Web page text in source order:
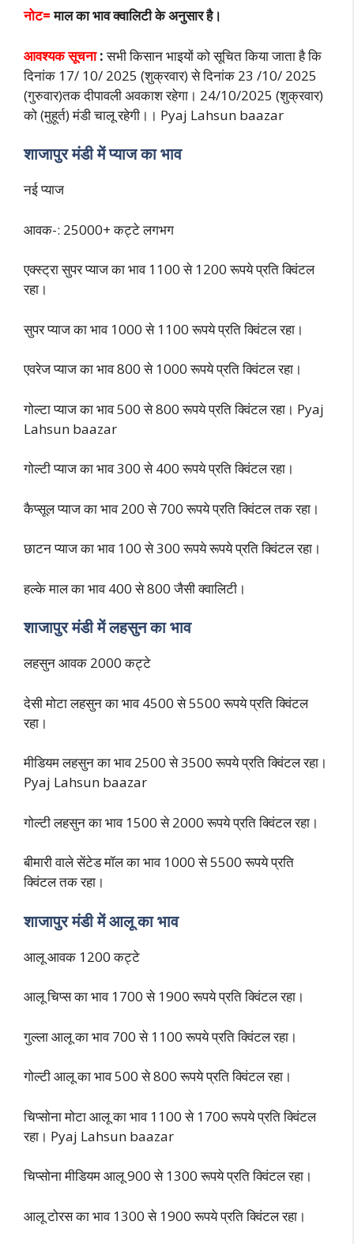
नोट=माल का भाव क्वालिटी के अनुसार है।
आवश्यक सूचना:सभी किसान भाइयों को सूचित किया जाता है कि
दिनांक 17/ 10/ 2025 (शुक्रवार) से दिनांक 23 /10/ 2025
(गुरुवार)तक दीपावली अवकाश रहेगा। 24/10/2025 (शुक्रवार)
को (मुहूर्त) मंडी चालू रहेगी।। Pyaj Lahsun baazar
शाजापुर मंडी में प्याज का भाव
नई प्याज
आवक-: 25000+ कट्टे लगभग
एक्स्ट्रा सुपर प्याज का भाव 1100 से 1200 रूपये प्रति क्विंटल
रहा।
सुपर प्याज का भाव 1000 से 1100 रूपये प्रति क्विंटल रहा।
एवरेज प्याज का भाव 800 से 1000 रूपये प्रति क्विंटल रहा।
गोल्टा प्याज का भाव 500 से 800 रूपये प्रति क्विंटल रहा। Pyaj
Lahsun baazar
गोल्टी प्याज का भाव 300 से 400 रूपये प्रति क्विंटल रहा।
कैप्सूल प्याज का भाव 200 से 700 रूपये प्रति क्विंटल तक रहा।
छाटन प्याज का भाव 100 से 300 रूपये रूपये प्रति क्विंटल रहा।
हल्के माल का भाव 400 से 800 जैसी क्वालिटी।
शाजापुर मंडी में लहसुन का भाव
लहसुन आवक 2000 कट्टे
देसी मोटा लहसुन का भाव 4500 से 5500 रूपये प्रति क्विंटल
रहा।
मीडियम लहसुन का भाव 2500 से 3500 रूपये प्रति क्विंटल रहा।
Pyaj Lahsun baazar
गोल्टी लहसुन का भाव 1500 से 2000 रूपये प्रति क्विंटल रहा।
बीमारी वाले सेंटेड मॉल का भाव 1000 से 5500 रूपये प्रति
क्विंटल तक रहा।
शाजापुर मंडी में आलू का भाव
आलू आवक 1200 कट्टे
आलू चिप्स का भाव 1700 से 1900 रूपये प्रति क्विंटल रहा।
गुल्ला आलू का भाव 700 से 1100 रूपये प्रति क्विंटल रहा।
गोल्टी आलू का भाव 500 से 800 रूपये प्रति क्विंटल रहा।
चिप्सोना मोटा आलू का भाव 1100 से 1700 रूपये प्रति क्विंटल
रहा। Pyaj Lahsun baazar
चिप्सोना मीडियम आलू 900 से 1300 रूपये प्रति क्विंटल रहा।
आलू टोरस का भाव 1300 से 1900 रूपये प्रति क्विंटल रहा।